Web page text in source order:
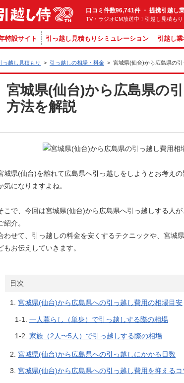
口コミ件数96,741件 ・ 提携引越し
TV・ラジオCM放送中！引越し見積も
特設サイト 引っ越し見積もりシミュレーション 引越し
っ越し見積もり > 引っ越しの相場・料金 > 宮城県(仙台)から広島県の
宮城県(仙台)から広島県の
方法を解説
城県(仙台)を離れて広島県へ引っ越しをしようとお考え
気になりますよね。
こで、今回は宮城県(仙台)から広島県へ引っ越しする人
紹介。
わせて、引っ越しの料金を安くするテクニックや、宮城
もお伝えしていきます。
目次
宮城県(仙台)から広島県への引っ越し費用の相場目安
一人暮らし（単身）で引っ越しする際の相場
家族（2人〜5人）で引っ越しする際の相場
宮城県(仙台)から広島県への引っ越しにかかる日数
宮城県(仙台)から広島県への引っ越し費用を抑えるコ